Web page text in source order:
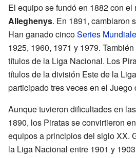
El equipo se fundó en 1882 con el
Alleghenys. En 1891, cambiaron
Han ganado cincoSeries
1925, 1960, 1971 y 1979.
títulos de la Liga Nacional. Los
títulos de la división Este de la
participado tres veces en el Juego
Aunque tuvieron dificultades en
1890, los Piratas se convirtieron
equipos a principios del siglo XX.
la Liga Nacional entre 1901 y